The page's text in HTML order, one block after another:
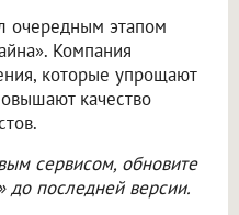
очередным этапом
Компания
которые упрощают
качество
сервисом, обновите
до последней версии.